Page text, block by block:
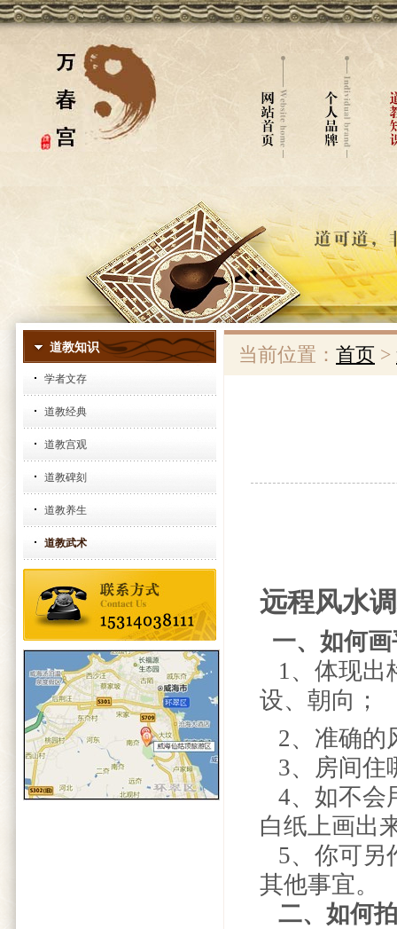
道教知识
学者文存
道教经典
道教宫观
道教碑刻
道教养生
道教武术
当前位置： 首页 >
远程风水
一、如何
1、体现出
设、朝向；
2、准确的
3、房间住
4、如不会
白纸上画出
5、你可另
其他事宜。
二、如何